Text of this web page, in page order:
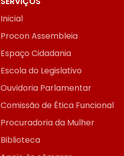
Inicial
Procon Assembleia
Espaço Cidadania
Escola do Legislativo
Ouvidoria Parlamentar
Comissão de Ética Funcional
Procuradoria da Mulher
Biblioteca